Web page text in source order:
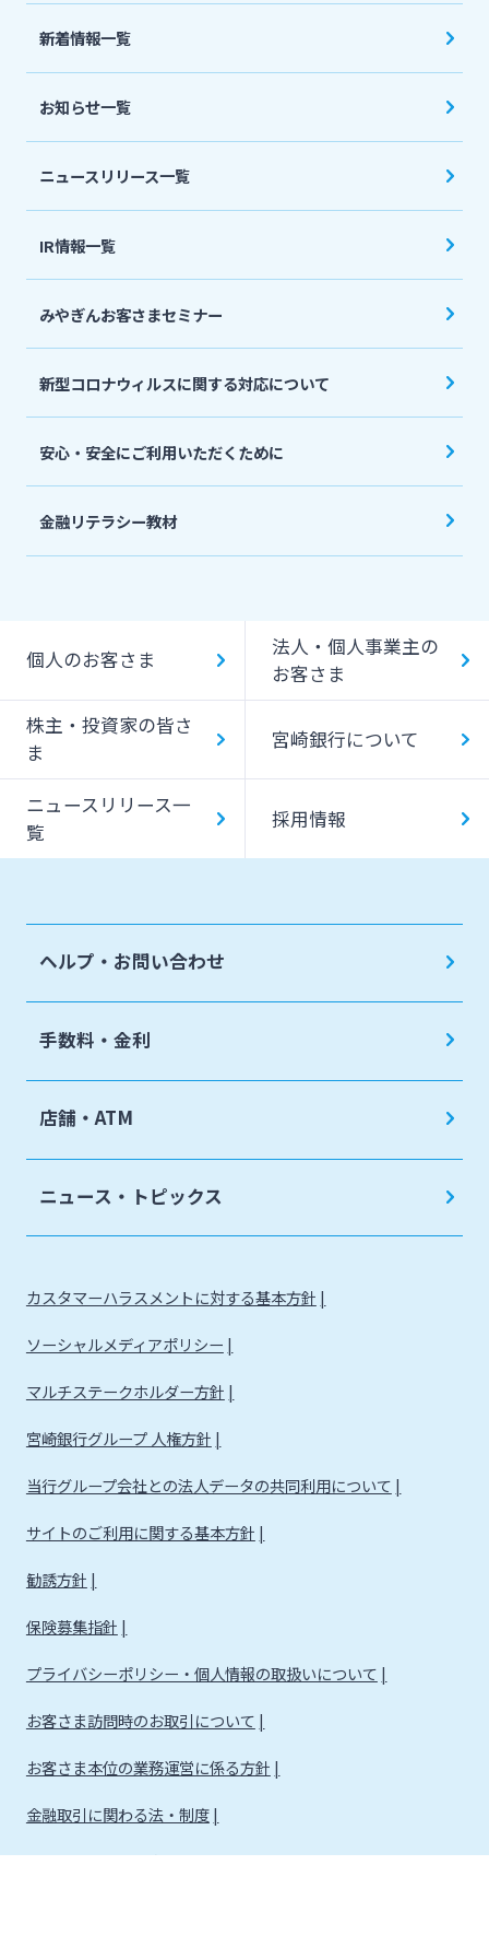
法人・個人事業主のお客さま
宮崎銀行について
ニュースリリース一覧
採用情報
お問い合わせ先一覧
新着情報一覧
お知らせ一覧
ニュースリリース一覧
IR情報一覧
みやぎんお客さまセミナー
新型コロナウィルスに関する対応について
安心・安全にご利用いただくために
金融リテラシー教材
個人のお客さま
法人・個人事業主の
お客さま
株主・投資家の皆さ
ま
宮崎銀行について
ニュースリリース一
覧
採用情報
ヘルプ・お問い合わせ
手数料・金利
店舗・ATM
ニュース・トピックス
カスタマーハラスメントに対する基本方針
ソーシャルメディアポリシー
マルチステークホルダー方針
宮崎銀行グループ 人権方針
当行グループ会社との法人データの共同利用について
サイトのご利用に関する基本方針
勧誘方針
保険募集指針
プライバシーポリシー・個人情報の取扱いについて
お客さま訪問時のお取引について
お客さま本位の業務運営に係る方針
金融取引に関わる法・制度
金融取引に関わる方針